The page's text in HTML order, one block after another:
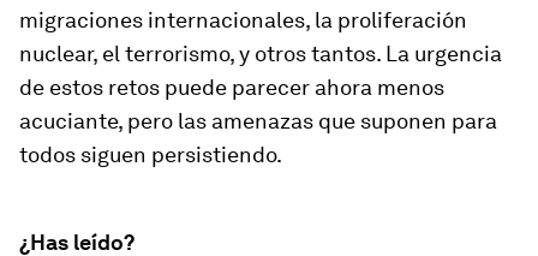
migraciones internacionales, la proliferación
nuclear, el terrorismo, y otros tantos. La urgencia
de estos retos puede parecer ahora menos
acuciante, pero las amenazas que suponen para
todos siguen persistiendo.
¿Has leído?